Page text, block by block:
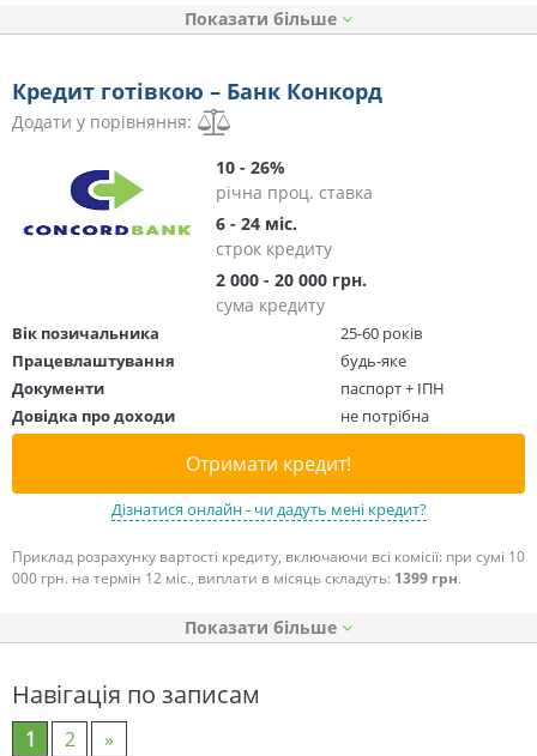
Показати
Кредит готівкою – Банк Конкорд
Додати у порівняння:
10 - 26%
річна проц. ставка
6 - 24 міс.
строк кредиту
2 000 - 20 000 грн.
сума кредиту
Вік позичальника
25-60 років
Працевлаштування
будь-яке
Документи
паспорт + ІПН
Довідка про доходи
не потрібна
Отримати кредит!
Дізнатися онлайн - чи дадуть мені кредит?
Приклад розрахунку вартості кредиту, включаючи всі комісії: при сумі 10
000 грн. на термін 12 міс., виплати в місяць складуть: 1399 грн.
Показати
Навігація по записам
1 2 »